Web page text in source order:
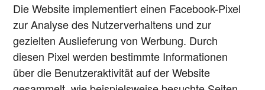
Die Website implementiert einen Facebook-Pixel
zur Analyse des Nutzerverhaltens und zur
gezielten Auslieferung von Werbung. Durch
diesen Pixel werden bestimmte Informationen
über die Benutzeraktivität auf der Website